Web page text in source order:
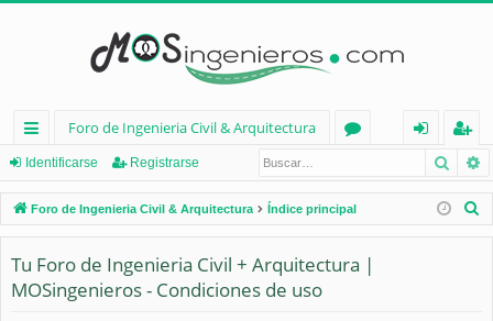
nl
ac
es
rá
pi
Foro de Ingenieria Civil & Arquitectura
os
nt
ifi
eg
ist
ra
Identificarse Registrarse
Foro de Ingenieria Civil & Arquitectura Índice principal
Tu Foro de Ingenieria Civil + Arquitectura |
MOSingenieros - Condiciones de uso